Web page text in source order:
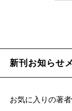
新刊お知らせ
お気に入りの著